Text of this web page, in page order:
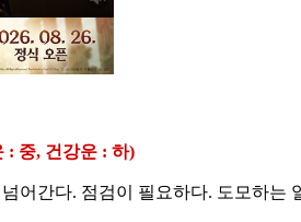
: 중, 건강운 : 하)
어간다. 점검이 필요하다. 도모하